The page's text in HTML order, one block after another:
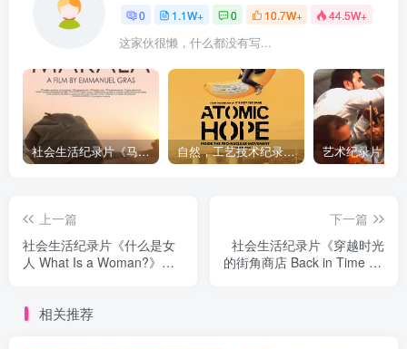
0 1.1W+ 0 10.7W+ 44.5W+
这家伙很懒，什么都没有写...
社会生活纪录片《马加拉 Makala》下载 自然，工艺技术纪录片《原子能的希望 Atomic Hope – Inside the Pro-Nuclear Movement》下载
上一篇
社会生活纪录片《什么是女
人 What Is a Woman?》下
下一篇
社会生活纪录片《穿越时光
的街角商店 Back in Time for
相关推荐